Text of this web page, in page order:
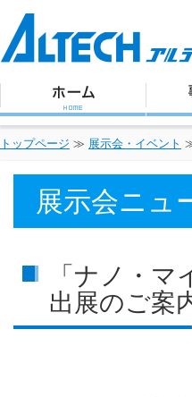
トップページ ≫ 展示会・イベント
展示会ニュ
「ナノ・
出展のご案